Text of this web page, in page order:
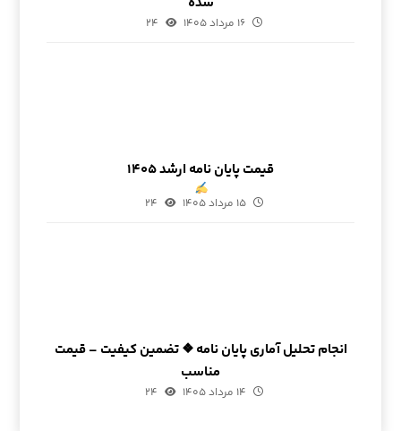
۱۶ مرداد ۱۴۰۵ ۲۴
قیمت پایان نامه ارشد ۱۴۰۵
۱۵ مرداد ۱۴۰۵ ۲۴
انجام تحلیل آماری پایان نامه ❖ تضمین کیفیت – قیمت
مناسب
۱۴ مرداد ۱۴۰۵ ۲۴